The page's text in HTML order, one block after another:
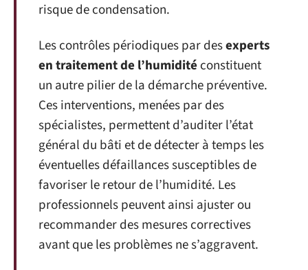
risque de condensation.
Les contrôles périodiques par desexperts
en traitement de l’humidité constituent
un autre pilier de la démarche préventive.
Ces interventions, menées par des
spécialistes, permettent d’auditer l’état
général du bâti et de détecter à temps les
éventuelles défaillances susceptibles de
favoriser le retour de l’humidité. Les
professionnels peuvent ainsi ajuster ou
recommander des mesures correctives
avant que les problèmes ne s’aggravent.